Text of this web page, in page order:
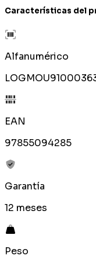
Características del
Alfanumérico
EAN
97855094285
Garantía
12 meses
Peso